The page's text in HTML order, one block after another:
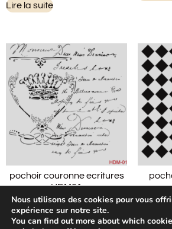
Lire la suite
pochoir couronne ecritures
HDM01
11,88€
Lire la suite Lire la
Nous utilisons des cookies pour vous
expérience sur notre site.
You can find out more about which